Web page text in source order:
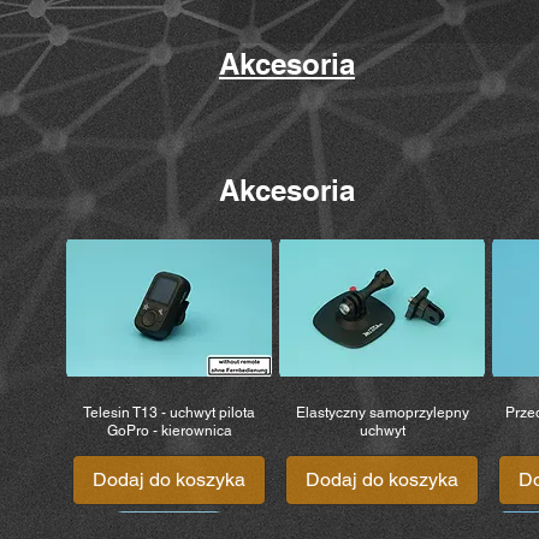
Akcesoria
Telesin T13 - uchwyt pilota
GoPro - kierownica
Dodaj do koszyka
Elastyczny samoprzylepny
uchwyt
Dodaj do koszyka
Akcesoria